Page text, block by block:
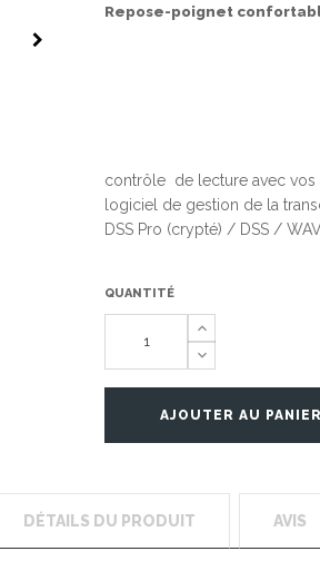
Repose-poignet
contrôle de lecture avec vos
logiciel de gestion de la
DSS Pro (crypté) / DSS /
QUANTITÉ
AJOUTER AU
DÉTAILS DU PRODUIT AVIS